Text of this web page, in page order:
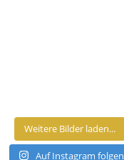
Weitere Bilder laden...
Auf Instagram folgen